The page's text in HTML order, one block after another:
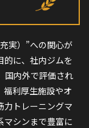
実）”への関心が
的に、社内ジムを
国内外で評価され
福利厚生施設やオ
力トレーニングマ
マシンまで豊富に